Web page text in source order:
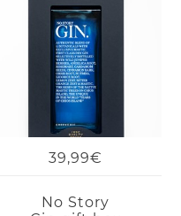
39,99€
No Story